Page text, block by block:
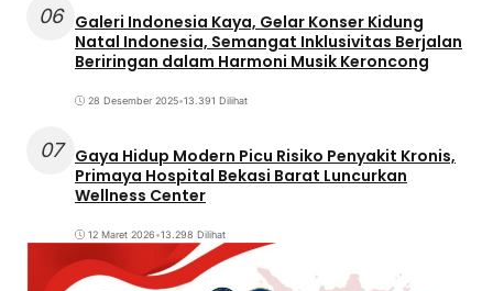
06 Galeri Indonesia Kaya, Gelar Konser Kidung
Natal Indonesia, Semangat Inklusivitas Berjalan
Beriringan dalam Harmoni Musik Keroncong
28 Desember 2025•13.391 Dilihat
07
Gaya Hidup Modern Picu Risiko Penyakit Kronis,
Primaya Hospital Bekasi Barat Luncurkan
Wellness Center
12 Maret 2026•13.298 Dilihat